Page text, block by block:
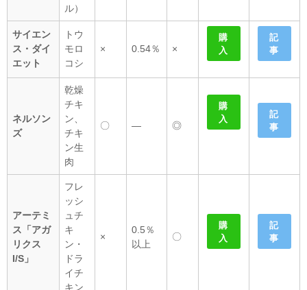
ル）
サイエン
ス・ダイ
エット
トウ
モロ
コシ
× 0.54％ ×
購
入
記
事
ネルソン
ズ
乾燥
チキ
ン、
チキ
ン生
肉
〇 ― ◎
購
入
記
事
アーテミ
ス「アガ
リクス
I/S」
フレ
ッシ
ュチ
キ
ン・
ドラ
イチ
キン
×
0.5％
以上
〇
購
入
記
事